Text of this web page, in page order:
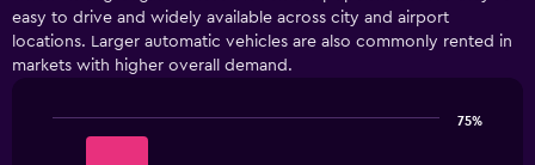
avant
la
location.
categories.
easy to drive and widely available across city and airport
locations. Larger automatic vehicles are also commonly rented in
markets with higher overall demand.
75%